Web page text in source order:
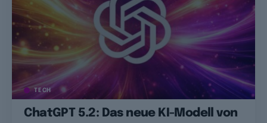
TECH
ChatGPT 5.2: Das neue KI-Modell von